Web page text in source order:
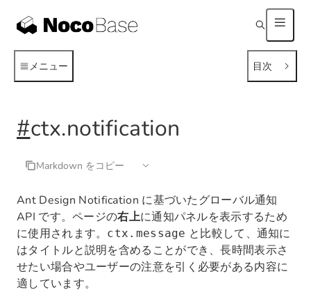
メニュー 目次
#ctx.notification
Markdown をコピー
Ant Design Notification に基づいたグローバル通知
API です。ページの右上に通知パネルを表示するため
に使用されます。
ctx.message と比較して、通知に
はタイトルと説明を含めることができ、長時間表示さ
せたい場合やユーザーの注意を引く必要がある内容に
適しています。